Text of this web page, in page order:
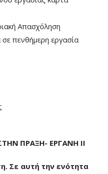
Απασχόληση
σε πενθήμερη εργασία
ΠΡΑΞΗ- ΕΡΓΑΝΗ ΙΙ
Σε αυτή την ενότητα